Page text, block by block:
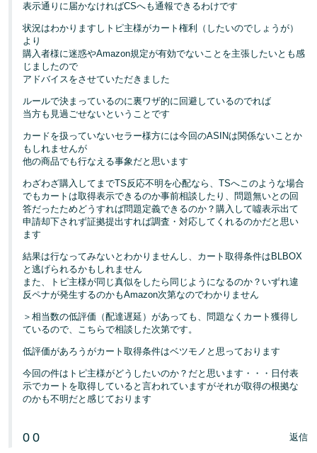
表示通りに届かなければCSへも通報できるわけです
状況はわかりますしトピ主様がカート権利（したいのでしょうが）
より
購入者様に迷惑やAmazon規定が有効でないことを主張したいとも感
じましたので
アドバイスをさせていただきました
ルールで決まっているのに裏ワザ的に回避しているのでれば
当方も見過ごせないということです
カードを扱っていないセラー様方には今回のASINは関係ないことか
もしれませんが
他の商品でも行なえる事象だと思います
わざわざ購入してまでTS反応不明を心配なら、TSへこのような場合
でもカートは取得表示できるのか事前相談したり、問題無いとの回
答だったためどうすれば問題定義できるのか？購入して噓表示出て
申請却下されず証拠提出すれば調査・対応してくれるのかだと思い
ます
結果は行なってみないとわかりませんし、カート取得条件はBLBOX
と逃げられるかもしれません
また、トピ主様が同じ真似をしたら同じようになるのか？いずれ違
反ペナが発生するのかもAmazon次第なのでわかりません
＞相当数の低評価（配達遅延）があっても、問題なくカート獲得し
ているので、こちらで相談した次第です。
低評価があろうがカート取得条件はベツモノと思っております
今回の件はトピ主様がどうしたいのか？だと思います・・・日付表
示でカートを取得していると言われていますがそれが取得の根拠な
のかも不明だと感じております
0 0 返信